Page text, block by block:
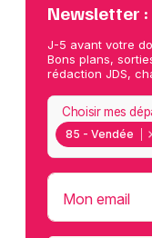
Newsletter :
J-5 avant votre
Bons plans,
rédaction JDS,
85 - Vendée
Choisir mes
Mon email